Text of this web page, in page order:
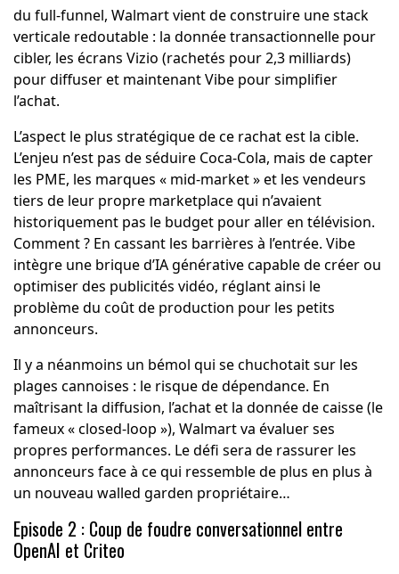
du full-funnel, Walmart vient de construire une stack
verticale redoutable : la donnée transactionnelle pour
cibler, les écrans Vizio (rachetés pour 2,3 milliards)
pour diffuser et maintenant Vibe pour simplifier
l’achat.
L’aspect le plus stratégique de ce rachat est la cible.
L’enjeu n’est pas de séduire Coca-Cola, mais de capter
les PME, les marques « mid-market » et les vendeurs
tiers de leur propre marketplace qui n’avaient
historiquement pas le budget pour aller en télévision.
Comment ? En cassant les barrières à l’entrée. Vibe
intègre une brique d’IA générative capable de créer ou
optimiser des publicités vidéo, réglant ainsi le
problème du coût de production pour les petits
annonceurs.
Il y a néanmoins un bémol qui se chuchotait sur les
plages cannoises : le risque de dépendance. En
maîtrisant la diffusion, l’achat et la donnée de caisse (le
fameux « closed-loop »), Walmart va évaluer ses
propres performances. Le défi sera de rassurer les
annonceurs face à ce qui ressemble de plus en plus à
un nouveau walled garden propriétaire…
Episode 2 : Coup de foudre conversationnel entre
OpenAI et Criteo